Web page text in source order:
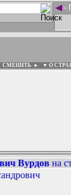
◄-
СМЕНИТЬ ► ▼ О
Ершов...
Вурдов на